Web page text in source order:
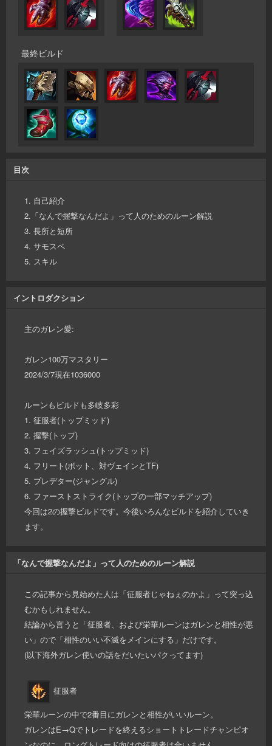
最終ビルド
目次
1. 自己紹介
2.「なんで握撃なんだよ」って人のためのルーン解説
3. 長所と短所
4. サモスペ
5. スキル
イントロダクション
主のガレン愛:
ガレン100万マスタリー
2024/3/7現在1036000
ルーンもビルドも多岐多彩
1. 征服者(トップミッド)
2. 握撃(トップ)
3. フェイズラッシュ(トップミッド)
4. フリート(ボット、対ヴェインとTF)
5. プレデター(ジャングル)
6. ファーストストライク(トップの一部マッチアップ)
今回は2の握撃ビルドです。今後いろんなビルドを紹介していき
ます。
「なんで握撃なんだよ」って人のためのルーン解説
この記事から見始めた人は「征服者じゃねぇのかよ」って突っ込
むかもしれません。
結論から言うと「征服者、および栄華ルーンはガレンと相性が悪
い」ので「相性のいい不滅をメインにする」だけです。
(以下海外ガレン使いの話をだいたいパクってます)
征服者
栄華ルーンの中で2番目にガレンと相性がいいルーン。
ガレンはE→Qでトレードを終えるショートトレードチャンピオ